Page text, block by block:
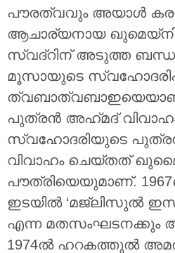
പൗരത്വവും അയാൾ
ആചാര്യനായ
സ്വദ്‌റിന് അടുത്ത
മൂസായുടെ
പുത്രൻ അഹ്‌മദ്
സ്വഹോദരിയുടെ
വിവാഹം ചെയ്തത്
പൗത്രിയെയുമാണ്.
ഇടയിൽ ‘മജ്‌ലിസുൽ
എന്ന മതസംഘടനക്കും
1974ൽ ഹറകത്തുൽ